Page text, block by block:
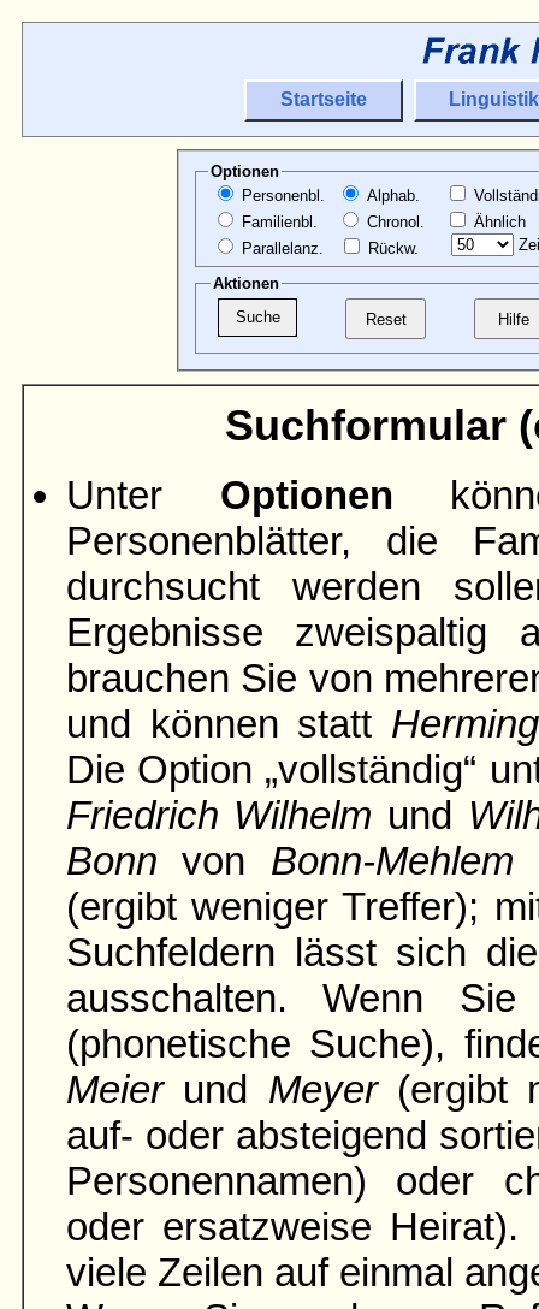
Startseite Linguistik
Optionen
Personenbl.
Familienbl.
Parallelanz.
Alphab.
Chronol.
Rückw.
Ähnlich
Aktionen
Suchformular
Unter Optionen
Personenblätter, die
durch­sucht werden
Ergebnisse zweispaltig
brauchen Sie von
und können statt
Die Option „vollständig“
Friedrich Wilhelm und
Bonn von Bonn-Mehlem
(ergibt weniger Treffer);
Suchfeldern lässt sich
ausschalten. Wenn Sie
(phonetische Suche),
Meierund Meyer(ergibt
auf- oder absteigend
Personennamen) oder
oder ersatzweise
viele Zeilen auf einmal